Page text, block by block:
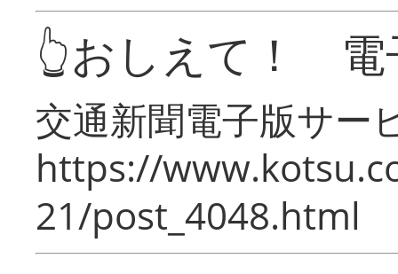
👆おしえて！ 電
交通新聞電子版サー
https://
21/post_4048.html